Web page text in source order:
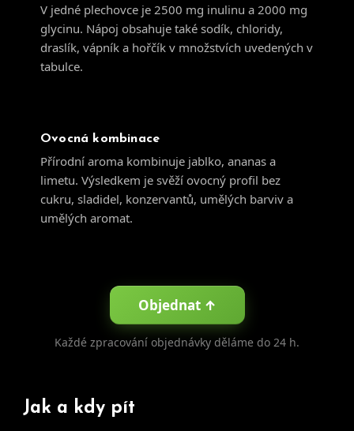
V jedné plechovce je 2500 mg inulinu a 2000 mg
glycinu. Nápoj obsahuje také sodík, chloridy,
draslík, vápník a hořčík v množstvích uvedených v
tabulce.
Ovocná kombinace
Přírodní aroma kombinuje jablko, ananas a
limetu. Výsledkem je svěží ovocný profil bez
cukru, sladidel, konzervantů, umělých barviv a
umělých aromat.
Objednat ↑
Každé zpracování objednávky děláme do 24 h.
Jak a kdy pít